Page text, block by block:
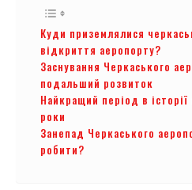
Куди приземлялися
відкриття аеропорту?
Заснування Черкаського
подальший розвиток
Найкращий період в
роки
Занепад Черкаського
робити?